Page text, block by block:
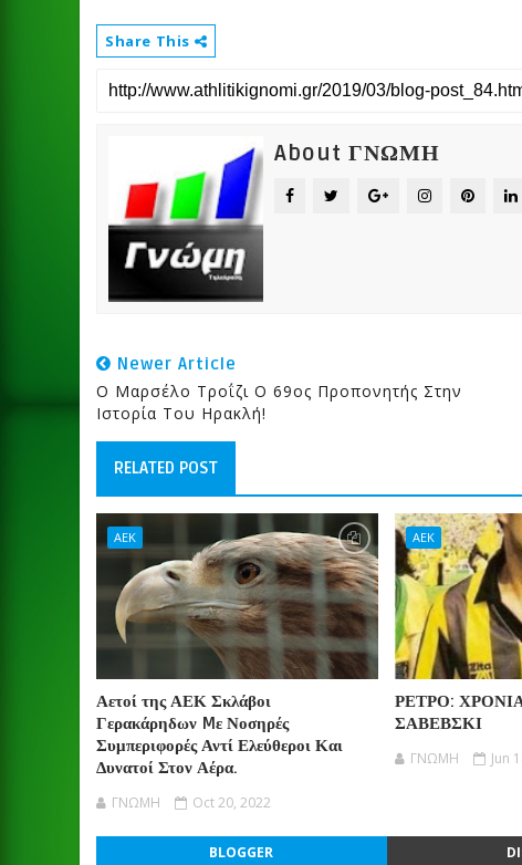
Share This
About ΓΝΩΜΗ
Newer Article
Ο Μαρσέλο Τροΐζι Ο 69ος Προπονητής Στην
Ιστορία Του Ηρακλή!
RELATED POST
ΑΕΚ
Αετοί της ΑΕΚ Σκλάβοι
Γερακάρηδων Mε Νοσηρές
Συμπεριφορές Αντί Ελεύθεροι Και
Δυνατοί Στον Αέρα.
ΓΝΩΜΗ Oct 20, 2022
ΑΕΚ
ΡΕΤΡΟ:
ΣΑΒΕΒΣΚΙ
ΓΝΩΜΗ Jun
BLOGGER